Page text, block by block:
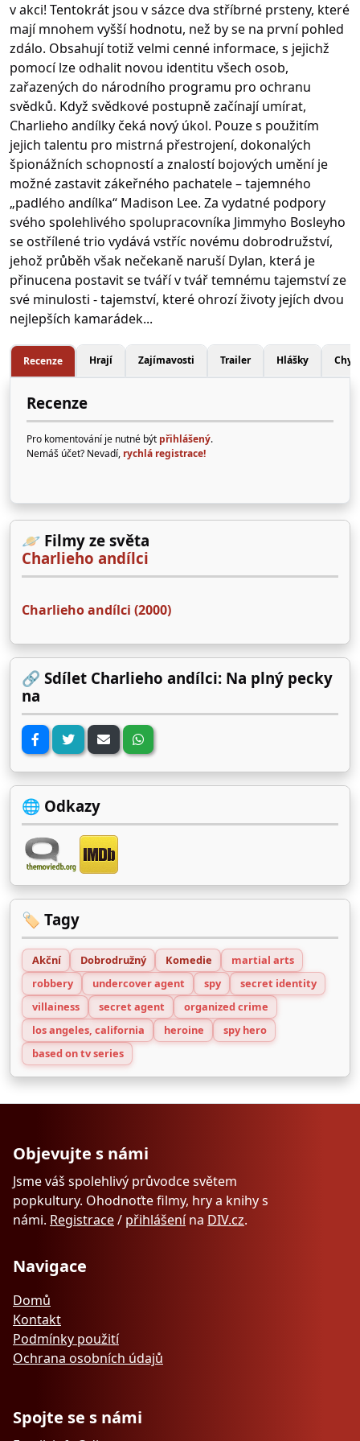
v akci! Tentokrát jsou v sázce dva stříbrné prsteny, které
mají mnohem vyšší hodnotu, než by se na první pohled
zdálo. Obsahují totiž velmi cenné informace, s jejichž
pomocí lze odhalit novou identitu všech osob,
zařazených do národního programu pro ochranu
svědků. Když svědkové postupně začínají umírat,
Charlieho andílky čeká nový úkol. Pouze s použitím
jejich talentu pro mistrná přestrojení, dokonalých
špionážních schopností a znalostí bojových umění je
možné zastavit zákeřného pachatele – tajemného
„padlého andílka“ Madison Lee. Za vydatné podpory
svého spolehlivého spolupracovníka Jimmyho Bosleyho
se ostřílené trio vydává vstříc novému dobrodružství,
jehož průběh však nečekaně naruší Dylan, která je
přinucena postavit se tváří v tvář temnému tajemství ze
své minulosti - tajemství, které ohrozí životy jejích dvou
nejlepších kamarádek...
Recenze Hrají Zajímavosti Trailer Hlášky
Recenze
Pro komentování je nutné být přihlášený.
Nemáš účet? Nevadí, rychlá registrace!
🪐 Filmy ze světa
Charlieho andílci
Charlieho andílci (2000)
🔗 Sdílet Charlieho andílci: Na plný pecky
na
🌐 Odkazy
🏷️ Tagy
Akční Dobrodružný Komedie
martial arts
robbery
undercover agent spy
secret identity
villainess
secret agent
organized crime
los angeles, california
heroine
spy hero
based on tv series
Objevujte s námi
Jsme váš spolehlivý průvodce světem
popkultury. Ohodnoťte filmy, hry a knihy s
námi. Registrace/ přihlášenína DIV.cz.
Navigace
Domů
Kontakt
Podmínky použití
Ochrana osobních údajů
Spojte se s námi